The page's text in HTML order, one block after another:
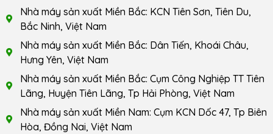
Nhà máy sản xuất Miền Bắc: KCN Tiên Sơn, Tiên Du,
Bắc Ninh, Việt Nam
Nhà máy sản xuất Miền Bắc: Dân Tiến, Khoái Châu,
Hưng Yên, Việt Nam
Nhà máy sản xuất Miền Bắc: Cụm Công Nghiệp TT Tiên
Lãng, Huyện Tiên Lãng, Tp Hải Phòng, Việt Nam
Nhà máy sản xuất Miền Nam: Cụm KCN Dốc 47, Tp Biên
Hòa, Đồng Nai, Việt Nam